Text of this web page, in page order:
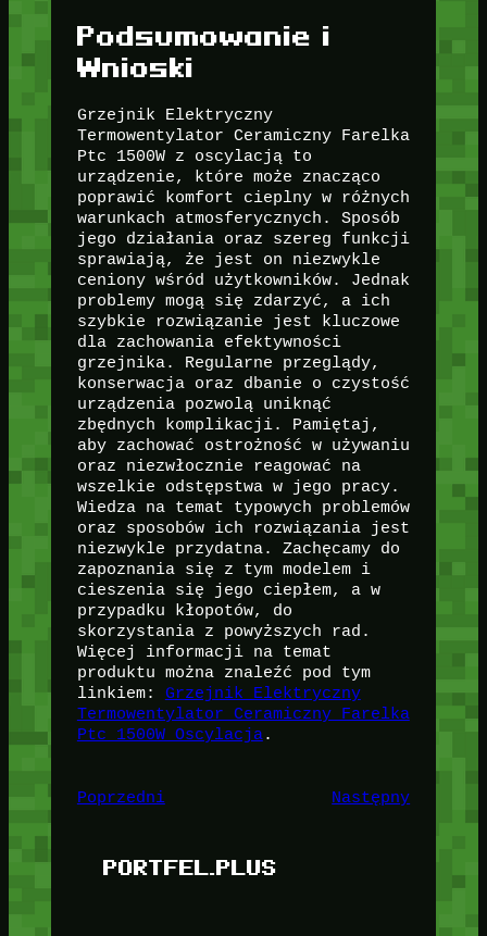
Podsumowanie i
Wnioski
Grzejnik Elektryczny
Termowentylator Ceramiczny Farelka
Ptc 1500W z oscylacją to
urządzenie, które może znacząco
poprawić komfort cieplny w różnych
warunkach atmosferycznych. Sposób
jego działania oraz szereg funkcji
sprawiają, że jest on niezwykle
ceniony wśród użytkowników. Jednak
problemy mogą się zdarzyć, a ich
szybkie rozwiązanie jest kluczowe
dla zachowania efektywności
grzejnika. Regularne przeglądy,
konserwacja oraz dbanie o czystość
urządzenia pozwolą uniknąć
zbędnych komplikacji. Pamiętaj,
aby zachować ostrożność w używaniu
oraz niezwłocznie reagować na
wszelkie odstępstwa w jego pracy.
Wiedza na temat typowych problemów
oraz sposobów ich rozwiązania jest
niezwykle przydatna. Zachęcamy do
zapoznania się z tym modelem i
cieszenia się jego ciepłem, a w
przypadku kłopotów, do
skorzystania z powyższych rad.
Więcej informacji na temat
produktu można znaleźć pod tym
linkiem: Grzejnik Elektryczny
Termowentylator Ceramiczny Farelka
Ptc 1500W Oscylacja.
Poprzedni Następny
PORTFEL.PLUS